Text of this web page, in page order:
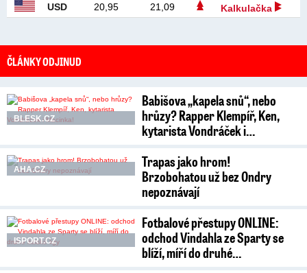
USD
20,95 21,09 Kalkulačka
ČLÁNKY ODJINUD
BLESK.CZ
Babišova „kapela snů“, nebo
hrůzy? Rapper Klempíř, Ken,
kytarista Vondráček i…
AHA.CZ
Trapas jako hrom!
Brzobohatou už bez Ondry
nepoznávají
ISPORT.CZ
Fotbalové přestupy ONLINE:
odchod Vindahla ze Sparty se
blíží, míří do druhé…